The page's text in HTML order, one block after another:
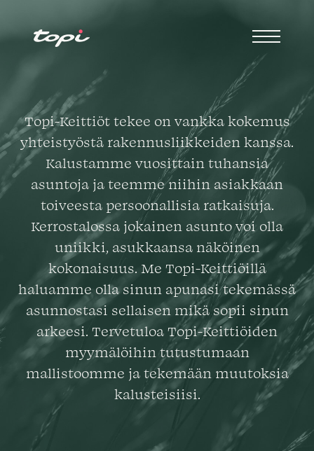
Topi-Keittiöt tekee on vankka kokemus
yhteistyöstä rakennusliikkeiden kanssa.
Kalustamme vuosittain tuhansia
asuntoja ja teemme niihin asiakkaan
toiveesta persoonallisia ratkaisuja.
Kerrostalossa jokainen asunto voi olla
uniikki, asukkaansa näköinen
kokonaisuus. Me Topi-Keittiöillä
haluamme olla sinun apunasi tekemässä
asunnostasi sellaisen mikä sopii sinun
arkeesi. Tervetuloa Topi-Keittiöiden
myymälöihin tutustumaan
mallistoomme ja tekemään muutoksia
kalusteisiisi.